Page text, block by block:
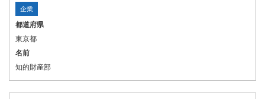
企業
都道府県
東京都
名前
知的財産部